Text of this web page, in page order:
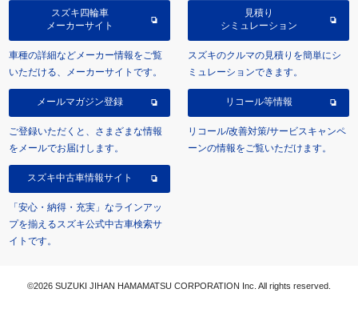
スズキ四輪車
メーカーサイト
車種の詳細などメーカー情報をご覧
いただける、メーカーサイトです。
見積り
シミュレーション
スズキのクルマの見積りを簡単にシ
ミュレーションできます。
メールマガジン登録
ご登録いただくと、さまざまな情報
をメールでお届けします。
リコール等情報
リコール/改善対策/サービスキャンペ
ーンの情報をご覧いただけます。
スズキ中古車情報サイト
「安心・納得・充実」なラインアッ
プを揃えるスズキ公式中古車検索サ
イトです。
©2026 SUZUKI JIHAN HAMAMATSU CORPORATION Inc. All rights reserved.